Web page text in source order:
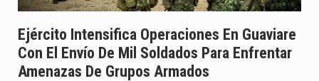
Ejército Intensifica Operaciones En Guaviare
Con El Envío De Mil Soldados Para Enfrentar
Amenazas De Grupos Armados